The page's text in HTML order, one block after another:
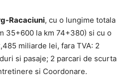
Racaciuni, cu o lungime totala
35+600 la km 74+380) si cu o
miliarde lei, fara TVA: 2
si pasaje; 2 parcari de scurta
si Coordonare.